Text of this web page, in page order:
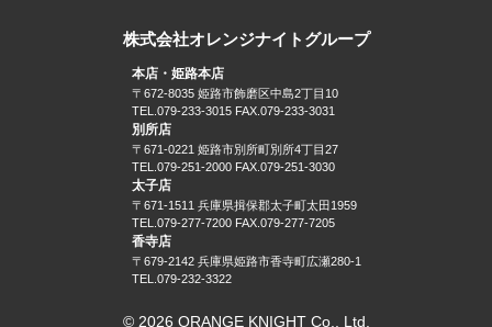
株式会社オレンジナイトグループ
本店・姫路本店
〒672-8035 姫路市飾磨区中島2丁目10
TEL.079-233-3015 FAX.079-233-3031
別所店
〒671-0221 姫路市別所町別所4丁目27
TEL.079-251-2000 FAX.079-251-3030
太子店
〒671-1511 兵庫県揖保郡太子町太田1959
TEL.079-277-7200 FAX.079-277-7205
香寺店
〒679-2142 兵庫県姫路市香寺町広瀬280-1
TEL.079-232-3322
© 2026 ORANGE KNIGHT Co., Ltd.